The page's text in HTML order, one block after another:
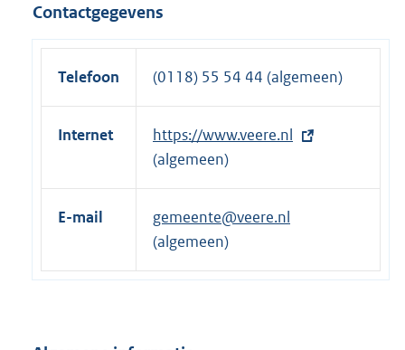
Contactgegevens
Telefoon (0118) 55 54 44 (algemeen)
Internet
E
x
t
r
e
https://www.veere.nl
(algemeen)
E-mail
gemeente@veere.nl
(algemeen)